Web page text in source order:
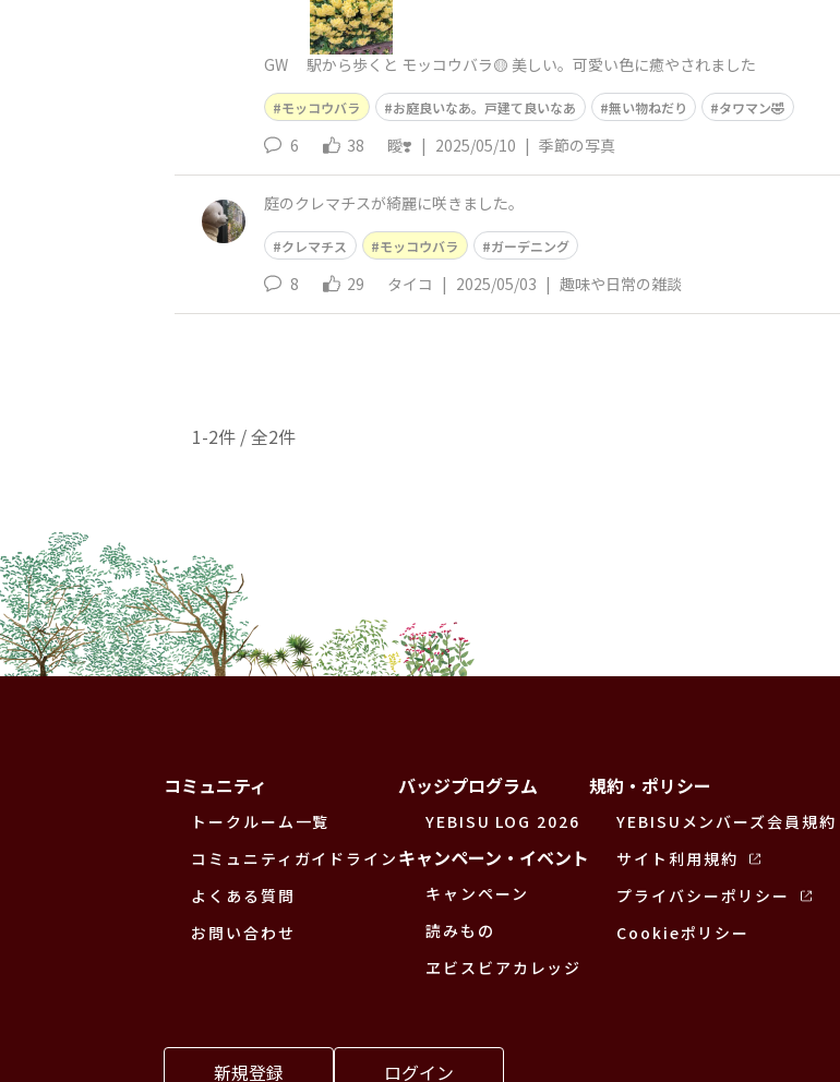
GW 駅から歩くと モッコウバラ🟡 美しい。可愛い色に癒やされました
モッコウバラ お庭良いなあ。戸建て良いなあ 無い物ねだり タワマン🤣
6 38 瞹❣️ | 2025/05/10 | 季節の写真
庭のクレマチスが綺麗に咲きました。
クレマチス モッコウバラ ガーデニング
8 29 タイコ | 2025/05/03 | 趣味や日常の雑談
1-2件 / 全2件
コミュニティ
トークルーム一覧
コミュニティガイドライン
よくある質問
お問い合わせ
バッジプログラム
YEBISU LOG 2026
キャンペーン・イベント
キャンペーン
読みもの
ヱビスビアカレッジ
規約・ポリシー
YEBISUメンバーズ会員規約
サイト利用規約
プライバシーポリシー
Cookieポリシー
新規登録 ログイン